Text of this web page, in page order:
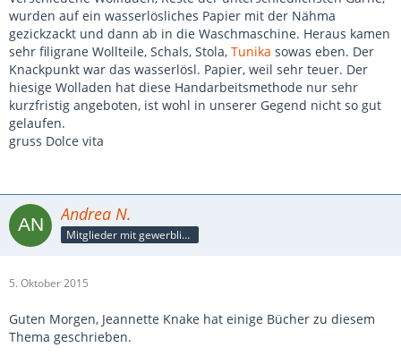
wurden auf ein wasserlösliches Papier mit der Nähma
gezickzackt und dann ab in die Waschmaschine. Heraus kamen
sehr filigrane Wollteile, Schals, Stola, Tunika sowas eben. Der
Knackpunkt war das wasserlösl. Papier, weil sehr teuer. Der
hiesige Wolladen hat diese Handarbeitsmethode nur sehr
kurzfristig angeboten, ist wohl in unserer Gegend nicht so gut
gelaufen.
gruss Dolce vita
Andrea N.
Mitglieder mit gewerblicher Verbindung, auch als Mitarbeiter/in
5. Oktober 2015
Guten Morgen, Jeannette Knake hat einige Bücher zu diesem
Thema geschrieben.